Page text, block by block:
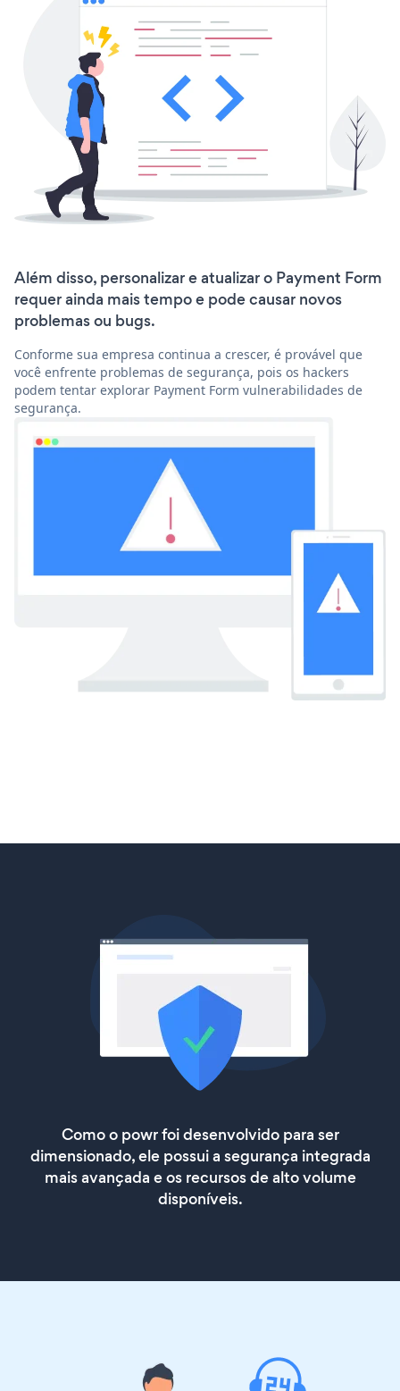
Além disso, personalizar e atualizar o Payment Form
requer ainda mais tempo e pode causar novos
problemas ou bugs.
Conforme sua empresa continua a crescer, é provável que
você enfrente problemas de segurança, pois os hackers
podem tentar explorar Payment Form vulnerabilidades de
segurança.
Como o powr foi desenvolvido para ser
dimensionado, ele possui a segurança integrada
mais avançada e os recursos de alto volume
disponíveis.